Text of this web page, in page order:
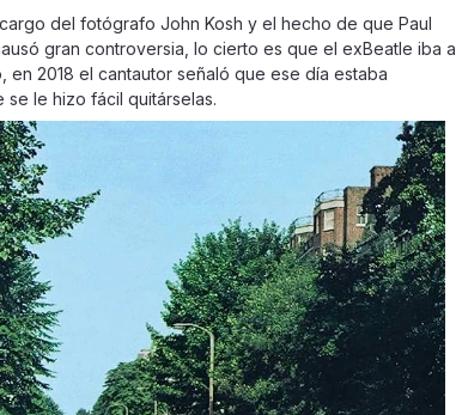
del fotógrafo John Kosh y el hecho de que Paul
gran controversia, lo cierto es que el exBeatle iba a
en 2018 el cantautor señaló que ese día estaba
se le hizo fácil quitárselas.